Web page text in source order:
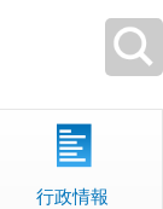
行政情報